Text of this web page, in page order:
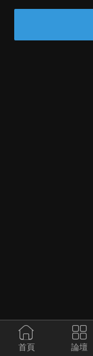
首頁 論壇